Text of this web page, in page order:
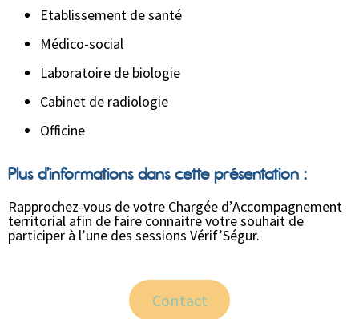
Etablissement de santé
Médico-social
Laboratoire de biologie
Cabinet de radiologie
Officine
Plus d’informations dans cette présentation :
Rapprochez-vous de votre Chargée d’Accompagnement
territorial afin de faire connaitre votre souhait de
participer à l’une des sessions Vérif’Ségur.
Contact